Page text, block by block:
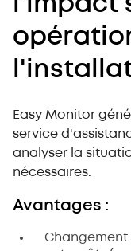
l'impact
Easy Monitor
service
analyser la
nécessaires.
Avantages :